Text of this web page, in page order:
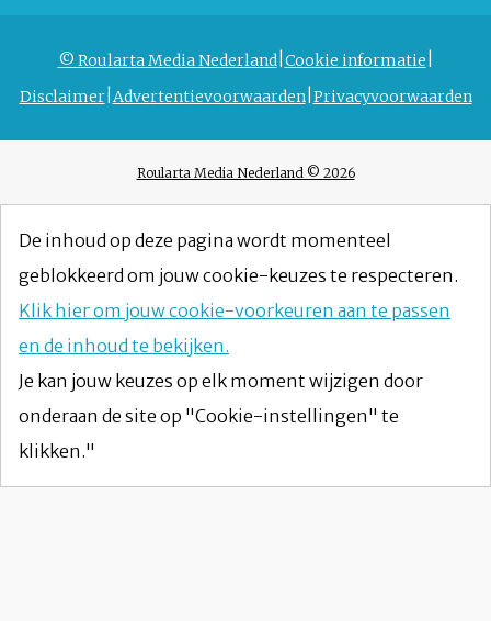
© Roularta Media Nederland Cookie informatie
Disclaimer Advertentievoorwaarden Privacyvoorwaarden
Roularta Media Nederland © 2026
De inhoud op deze pagina wordt momenteel
geblokkeerd om jouw cookie-keuzes te respecteren.
Klik hier om jouw cookie-voorkeuren aan te passen
en de inhoud te bekijken.
Je kan jouw keuzes op elk moment wijzigen door
onderaan de site op "Cookie-instellingen" te
klikken."